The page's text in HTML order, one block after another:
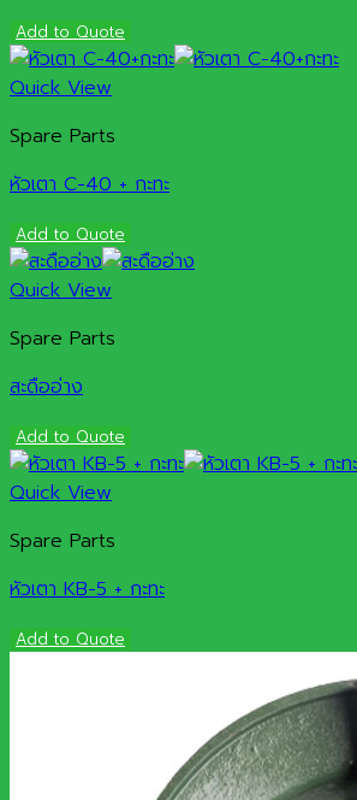
Add to Quote
Quick View
Spare Parts
หัวเตา C-40 + กะทะ
Add to Quote
Quick View
Spare Parts
สะดืออ่าง
Add to Quote
Quick View
Spare Parts
หัวเตา KB-5 + กะทะ
Add to Quote